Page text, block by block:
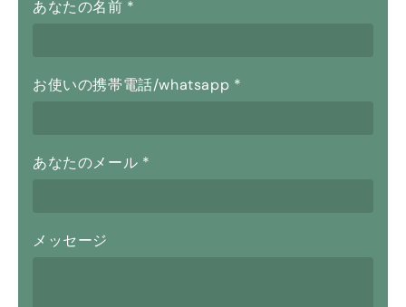
あなたの名前 *
お使いの携帯電話/whatsapp *
あなたのメール *
メッセージ